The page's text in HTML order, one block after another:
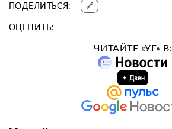
ПОДЕЛИТЬСЯ: 🔗
ОЦЕНИТЬ:
ЧИТАЙТЕ «УГ» В: